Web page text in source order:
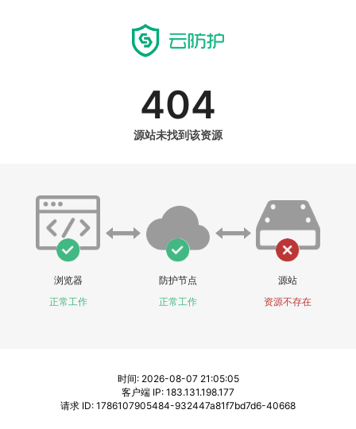
404
源站未找到该资源
浏览器
正常工作
防护节点
正常工作
源站
资源不存在
时间: 2026-08-07 21:05:05
客户端 IP: 183.131.198.177
请求 ID: 1786107905484-932447a81f7bd7d6-40668